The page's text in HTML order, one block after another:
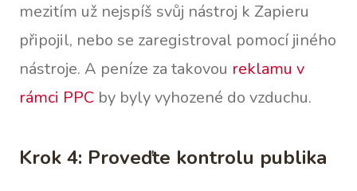
mezitím už nejspíš svůj nástroj k Zapieru
připojil, nebo se zaregistroval pomocí jiného
nástroje. A peníze za takovou reklamu v
rámci PPC by byly vyhozené do vzduchu.
Krok 4: Proveďte kontrolu publika